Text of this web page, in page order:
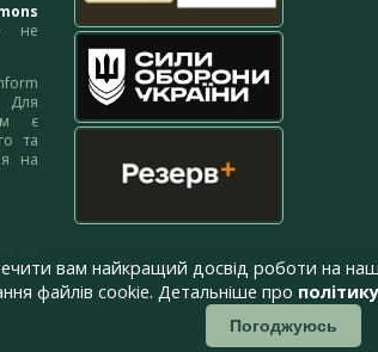
не
Для
є
та
на
вам найкращий досвід роботи на
файлів cookie. Детальніше про
Погоджуюсь